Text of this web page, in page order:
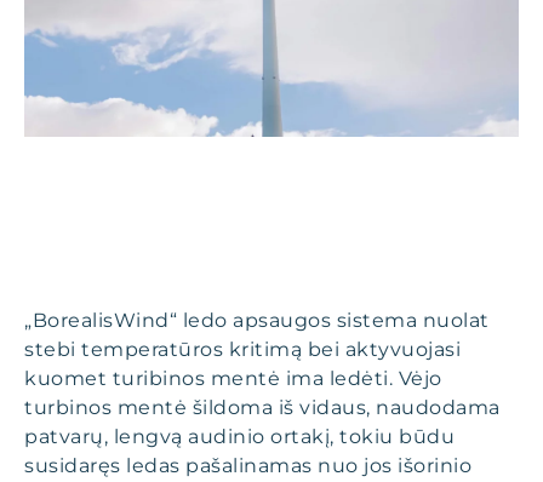
„BorealisWind“ ledo apsaugos sistema nuolat
stebi temperatūros kritimą bei aktyvuojasi
kuomet turibinos mentė ima ledėti. Vėjo
turbinos mentė šildoma iš vidaus, naudodama
patvarų, lengvą audinio ortakį, tokiu būdu
susidaręs ledas pašalinamas nuo jos išorinio